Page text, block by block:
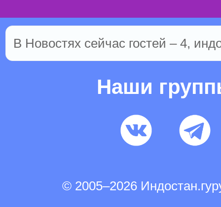
В Новостях сейчас гостей – 4,
Наши
© 2005–2026